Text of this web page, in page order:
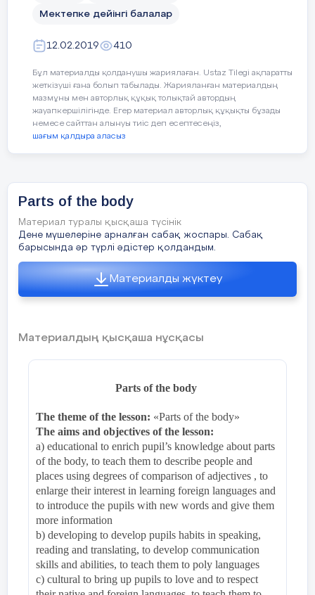
4 min
Individual work:
Explain how to put missing letters
4 min
Worm up:
Play recording of song head and
Мектепке дейінгі балалар
12.02.2019 410
Бұл материалды қолданушы жариялаған. Ustaz Tilegi ақпаратты
жеткізуші ғана болып табылады. Жарияланған материалдың
мазмұны мен авторлық құқық толықтай автордың
жауапкершілігінде. Егер материал авторлық құқықты бұзады
немесе сайттан алынуы тиіс деп есептесеңіз,
шағым қалдыра аласыз
Parts of the body
Материал туралы қысқаша түсінік
Дене мүшелеріне арналған сабақ жоспары. Сабақ
барысында әр түрлі әдістер қолдандым.
Материалды жүктеу
Материалдың қысқаша нұсқасы
Parts of the body
The theme of the lesson: «Parts of the body»
The aims and objectives of the lesson:
a) educational to enrich pupil’s knowledge about parts
of the body, to teach them to describe people and
places using degrees of comparison of adjectives , to
enlarge their interest in learning foreign languages and
to introduce the pupils with new words and give them
more information
b) developing to develop pupils habits in speaking,
reading and translating, to develop communication
skills and abilities, to teach them to poly languages
c) cultural to bring up pupils to love and to respect